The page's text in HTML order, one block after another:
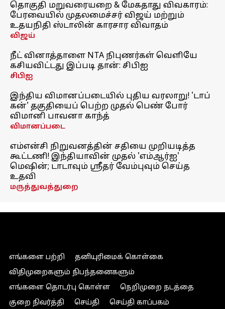
தொகுதி மறுவரையறை & மேகதாது விவகாரம்:
பேரவையில் முதலமைச்சர் விஜய் மற்றும்
உதயநிதி ஸ்டாலின் காரசார விவாதம்
விஜய்
நீட் வினாத்தாளை NTA நிபுணர்கள் வெளியே
கசியவிட்டது இப்படி தான்: சிபிஐ
சிபிஐ
இந்திய விமானப்படையில் புதிய வரலாறு! 'டாப்
கன்' தகுதியைப் பெற்ற முதல் பெண் போர்
விமானி பாவனா காந்த்
விமானப்படை
எம்என்சி நிறுவனத்தின் சதியை முறியடித்த
கூட்டணி! இந்தியாவின் முதல் 'எம்ஆர்ஐ'
மெஷின்; டாடாவும் ஸ்ரீதர் வேம்புவும் செய்த
உதவி
மருத்துவத்துறை
எங்களை பற்றி
தனியுரிமைக் கொள்கை
விதிமுறைகளும் நிபந்தனைகளும்
எங்களை தொடர்பு கொள்ள
நெறிமுறை நடத்தை
குறை நிவர்த்தி
செய்தி செய்தி காப்பகம்